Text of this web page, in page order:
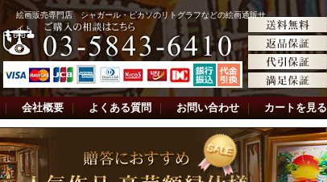
絵画販売専門店 シャガール・ピカソのリトグラフなどの絵画通販サ
イト
会社概要 よくある質問 お問い合わせ カートを見る